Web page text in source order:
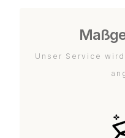
Unser Service